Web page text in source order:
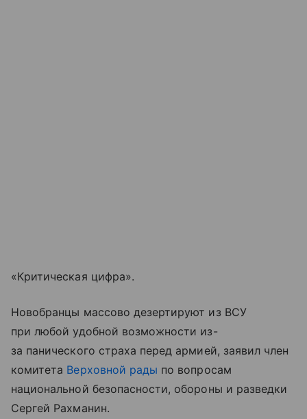
«Критическая цифра».
Новобранцы массово дезертируют из ВСУ
при любой удобной возможности из-
за панического страха перед армией, заявил член
комитета Верховной рады по вопросам
национальной безопасности, обороны и разведки
Сергей Рахманин.